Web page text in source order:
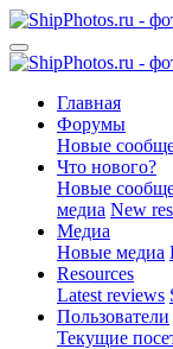
Главная
Форумы
Новые
Что нового?
Новые
медиа New
Медиа
Новые медиа
Resources
Latest reviews
Пользователи
Текущие